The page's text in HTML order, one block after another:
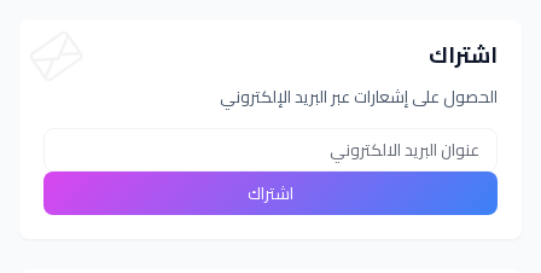
اشتراك
الحصول على إشعارات عبر البريد الإلكتروني